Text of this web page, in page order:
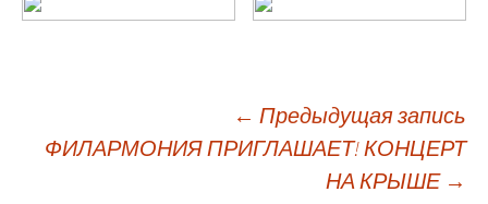
Навигация
← Предыдущая запись
ФИЛАРМОНИЯ ПРИГЛАШАЕТ! КОНЦЕРТ
НА КРЫШЕ →